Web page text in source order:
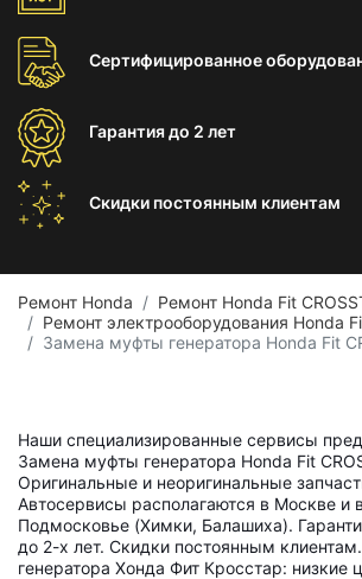
Сертифицированное
Гарантиядо 2 лет
Скидки постоянным клиентам
Ремонт Honda
Ремонт Honda Fit
Ремонт электрооборудования Honda
Замена муфты генератора Honda Fit
Наши специализированные сервисы
Замена муфты генератора Honda Fit
Оригинальные и неоригинальные
Автосервисы располагаются в Москве и
Подмосковье (Химки, Балашиха).
до 2-х лет. Скидки постоянным
генератора Хонда Фит Кросстар: низкие